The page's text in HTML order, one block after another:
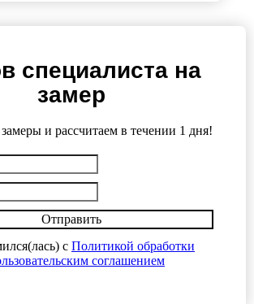
специалиста на
замер
и рассчитаем в течении 1 дня!
Отправить
с Политикой обработки
соглашением